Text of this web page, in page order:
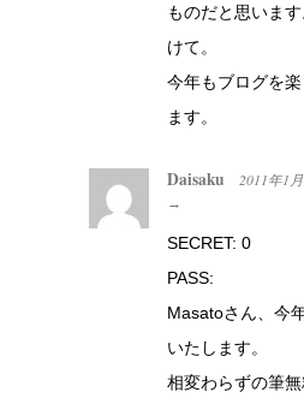
ものだと思いま
けて。
今年もブログを
ます。
Daisaku 2011年1
→
SECRET: 0
PASS:
Masatoさん、今
いたします。
相変わらずの筆